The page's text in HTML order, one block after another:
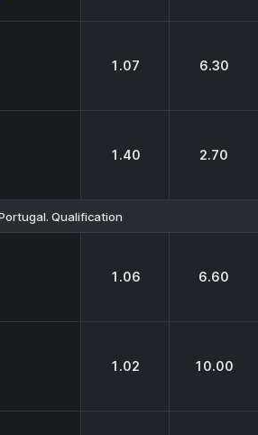
1.07 6.30
1.40 2.70
Qualification
1.06 6.60
1.02 10.00